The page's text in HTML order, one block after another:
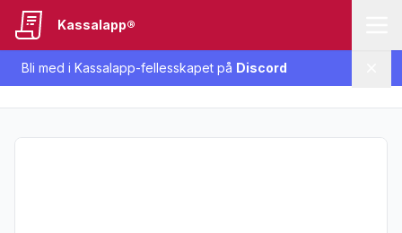
Bli med i Kassalapp-fellesskapet på Discord
Kassalapp®